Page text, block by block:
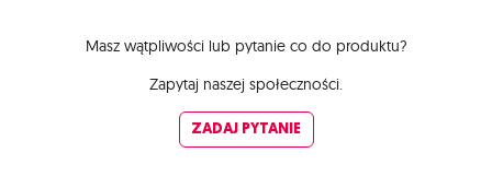
Masz wątpliwości lub pytanie co do produktu?
Zapytaj naszej społeczności.
ZADAJ PYTANIE